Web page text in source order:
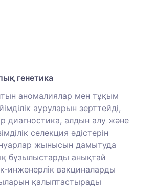
генетика
аномалиялар мен тұқым
ауруларын зерттейді,
диагностика, алдын алу және
селекция әдістерін
жынысын дамытуда
бұзылыстарды анықтай
инженерлік вакциналарды
қалыптастырады